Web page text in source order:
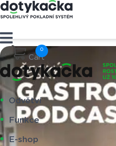
Cart
Odvětví
Funkce
E-shop